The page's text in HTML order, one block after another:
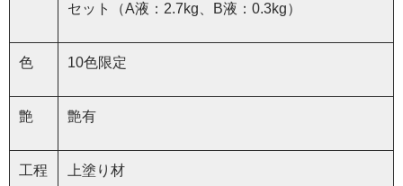
セット（A液：2.7kg、B液：0.3kg）
色 10色限定
艶 艶有
工程 上塗り材